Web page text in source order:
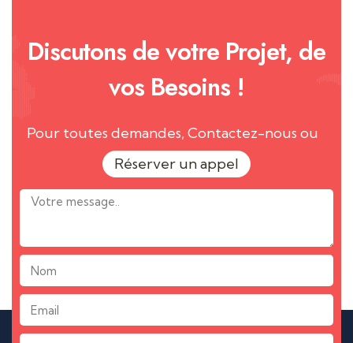
Discutons de votre Projet, de
vos Besoins !
Pour toutes demandes, Contactez-nous ou
Réserver un appel